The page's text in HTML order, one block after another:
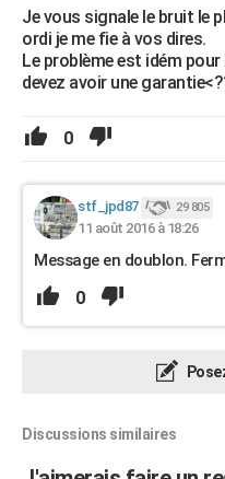
Je vous signale le bruit le
ordi je me fie à vos dires.
Le problème est idém
devez avoir une
0
stf_jpd87 29 805
11 août 2016 à 18:26
Message en doublon.
0
Discussions similaires